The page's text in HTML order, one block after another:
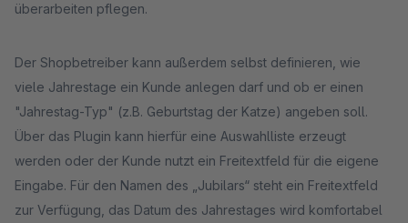
überarbeiten pflegen.
Der Shopbetreiber kann außerdem selbst definieren, wie
viele Jahrestage ein Kunde anlegen darf und ob er einen
"Jahrestag-Typ" (z.B. Geburtstag der Katze) angeben soll.
Über das Plugin kann hierfür eine Auswahlliste erzeugt
werden oder der Kunde nutzt ein Freitextfeld für die eigene
Eingabe. Für den Namen des „Jubilars“ steht ein Freitextfeld
zur Verfügung, das Datum des Jahrestages wird komfortabel